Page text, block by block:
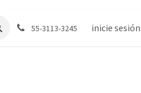
55-3113-3245 inicie sesión